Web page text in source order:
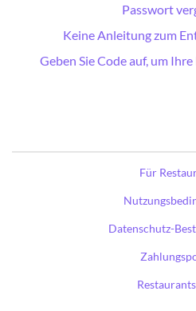
Passwort
Keine Anleitung zum
Geben Sie Code auf, um
Für
Datenschutz-